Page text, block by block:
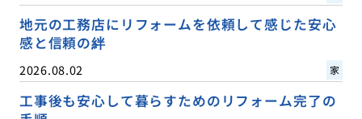
地元の工務店にリフォームを依頼して感じた安心
感と信頼の絆
2026.08.02 家
工事後も安心して暮らすためのリフォーム完了の